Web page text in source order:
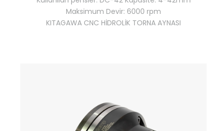
Maksimum Devir: 6000 rpm
KITAGAWA CNC HİDROLİK TORNA AYNASI